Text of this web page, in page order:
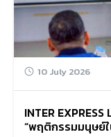
10 July 2026
INTER
“พฤติกรรมมนุษย์